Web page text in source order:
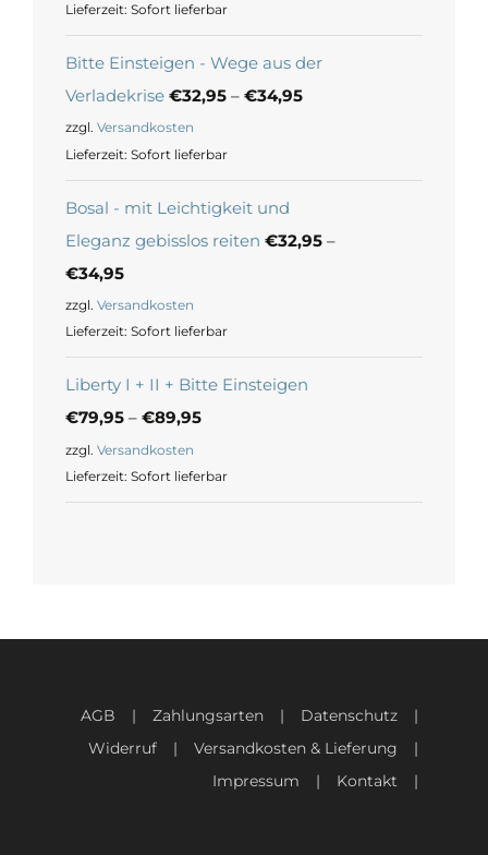
Lieferzeit: Sofort lieferbar
Bitte Einsteigen - Wege aus der
Verladekrise €32,95 – €34,95
zzgl. Versandkosten
Lieferzeit: Sofort lieferbar
Bosal - mit Leichtigkeit und
Eleganz gebisslos reiten €32,95 –
€34,95
zzgl. Versandkosten
Lieferzeit: Sofort lieferbar
Liberty I + II + Bitte Einsteigen
€79,95 – €89,95
zzgl. Versandkosten
Lieferzeit: Sofort lieferbar
AGB Zahlungsarten
Datenschutz
Widerruf
Versandkosten & Lieferung
Impressum
Kontakt